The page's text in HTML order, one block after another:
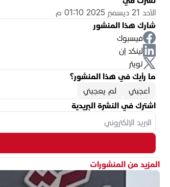
الأحد 21 ديسمبر 2025 01:10 م
شارك هذا المنشور
فيسبوك
لينكد إن
تويتر
ما رأيك في هذا المنشور؟
أعجبني
لم يعجبني
اشترك في النشرة البريدية
المزيد من المنشورات